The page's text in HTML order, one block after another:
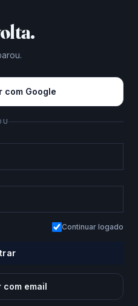
com Google
Continuar logado
com email